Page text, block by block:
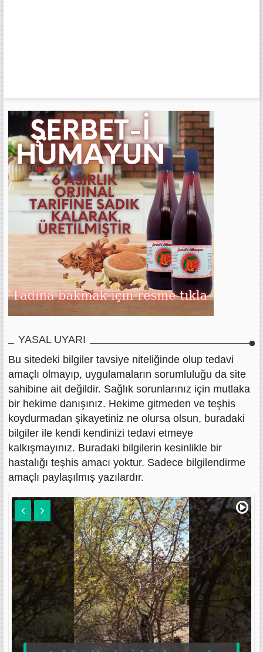
YASAL UYARI
Bu sitedeki bilgiler tavsiye niteliğinde olup tedavi
amaçlı olmayıp, uygulamaların sorumluluğu da site
sahibine ait değildir. Sağlık sorunlarınız için mutlaka
bir hekime danışınız. Hekime gitmeden ve teşhis
koydurmadan şikayetiniz ne olursa olsun, buradaki
bilgiler ile kendi kendinizi tedavi etmeye
kalkışmayınız. Buradaki bilgilerin kesinlikle bir
hastalığı teşhis amacı yoktur. Sadece bilgilendirme
amaçlı paylaşılmış yazılardır.